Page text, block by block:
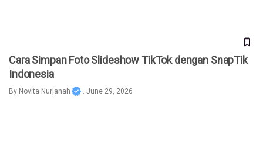
Cara Simpan Foto Slideshow TikTok dengan SnapTik
Indonesia
By Novita Nurjanah . June 29, 2026